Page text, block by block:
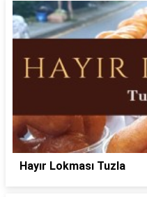
Hayır Lokması Tuzla